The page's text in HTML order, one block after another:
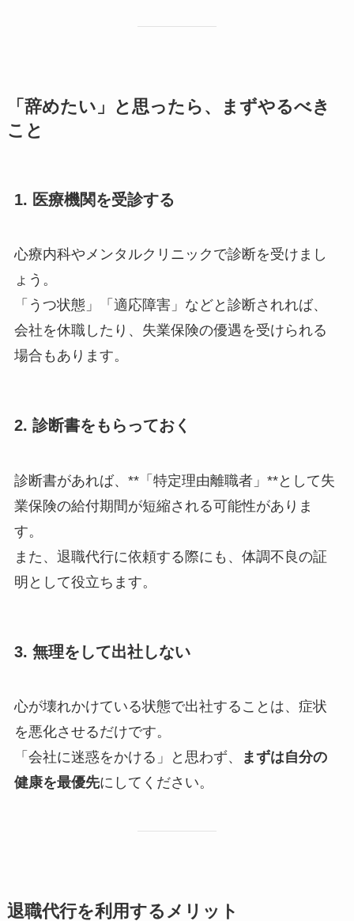
「辞めたい」と思ったら、まずやるべき
こと
1. 医療機関を受診する
心療内科やメンタルクリニックで診断を受けまし
ょう。
「うつ状態」「適応障害」などと診断されれば、
会社を休職したり、失業保険の優遇を受けられる
場合もあります。
2. 診断書をもらっておく
診断書があれば、**「特定理由離職者」**として失
業保険の給付期間が短縮される可能性がありま
す。
また、退職代行に依頼する際にも、体調不良の証
明として役立ちます。
3. 無理をして出社しない
心が壊れかけている状態で出社することは、症状
を悪化させるだけです。
「会社に迷惑をかける」と思わず、
まずは自分の
健康を最優先にしてください。
退職代行を利用するメリット